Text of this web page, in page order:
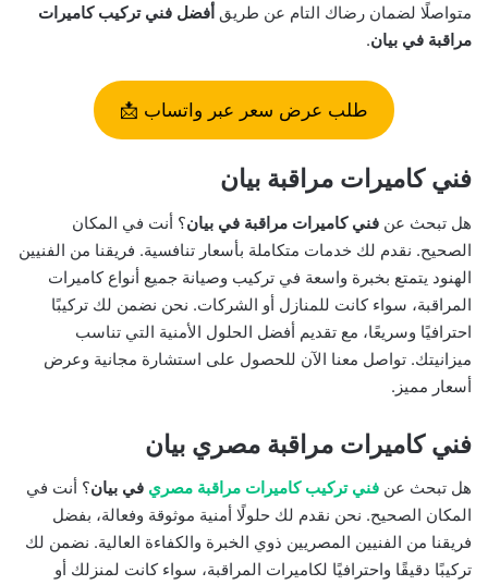
متواصلًا لضمان رضاك التام عن طريق أفضل فني تركيب كاميرات
مراقبة في بيان.
طلب عرض سعر عبر واتساب 📩
فني كاميرات مراقبة بيان
هل تبحث عن فني كاميرات مراقبة في بيان؟ أنت في المكان
الصحيح. نقدم لك خدمات متكاملة بأسعار تنافسية. فريقنا من الفنيين
الهنود يتمتع بخبرة واسعة في تركيب وصيانة جميع أنواع كاميرات
المراقبة، سواء كانت للمنازل أو الشركات. نحن نضمن لك تركيبًا
احترافيًا وسريعًا، مع تقديم أفضل الحلول الأمنية التي تناسب
ميزانيتك. تواصل معنا الآن للحصول على استشارة مجانية وعرض
أسعار مميز.
فني كاميرات مراقبة مصري بيان
هل تبحث عن فني تركيب كاميرات مراقبة مصري في بيان؟ أنت في
المكان الصحيح. نحن نقدم لك حلولًا أمنية موثوقة وفعالة، بفضل
فريقنا من الفنيين المصريين ذوي الخبرة والكفاءة العالية. نضمن لك
تركيبًا دقيقًا واحترافيًا لكاميرات المراقبة، سواء كانت لمنزلك أو